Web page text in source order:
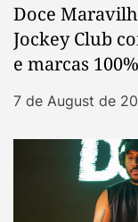
Doce
Jockey Club
e marcas
7 de August de